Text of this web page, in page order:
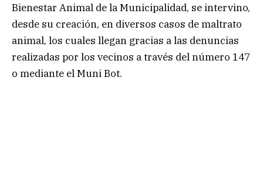
Bienestar Animal de la Municipalidad, se intervino,
desde su creación, en diversos casos de maltrato
animal, los cuales llegan gracias a las denuncias
realizadas por los vecinos a través del número 147
o mediante el Muni Bot.